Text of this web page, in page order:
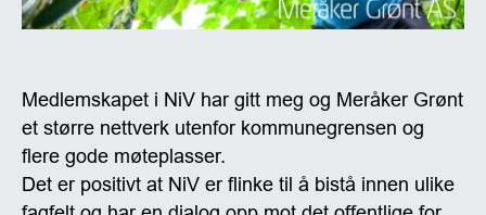
Medlemskapet i NiV har gitt meg og Meråker Grønt
et større nettverk utenfor kommunegrensen og
flere gode møteplasser.
Det er positivt at NiV er flinke til å bistå innen ulike